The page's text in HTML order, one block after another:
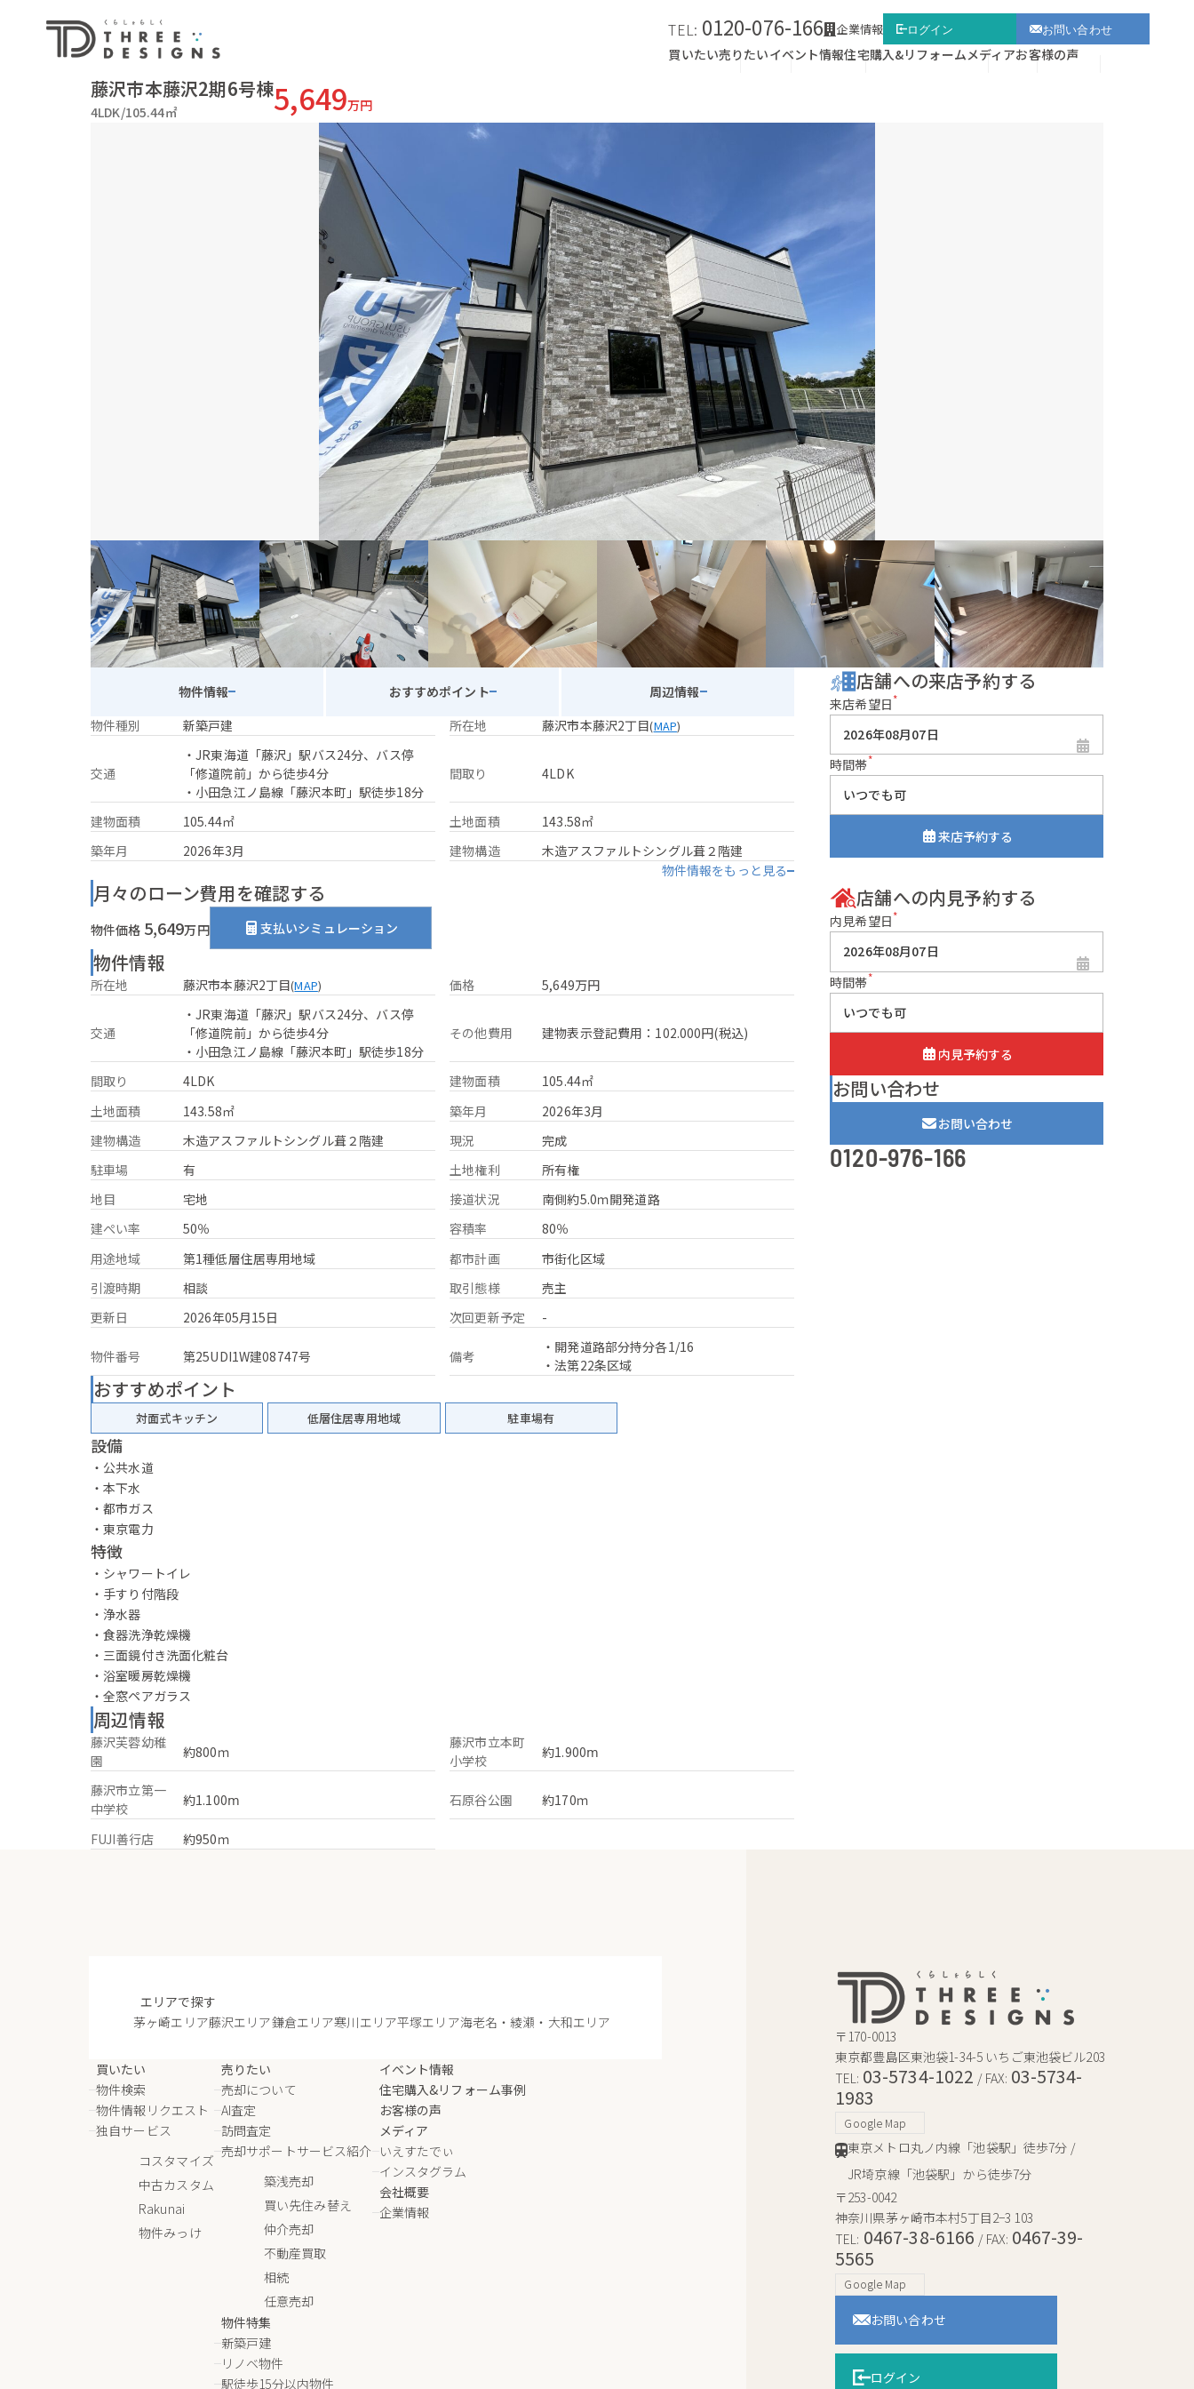
TEL: 0120-076-166 企業情報 ログイン お問い合わせ
買いたい売りたいイベント情報住宅購入&リフォームメディアお客様の声
藤沢市本藤沢2期6号棟
4LDK/105.44㎡ 5,649万円
物件情報 おすすめポイント
周辺情報
物件種別
新築戸建 所在地 藤沢市本藤沢2丁目(MAP)
交通
・JR東海道「藤沢」駅バス24分、バス停
「修道院前」から徒歩4分
・小田急江ノ島線「藤沢本町」駅徒歩18分
間取り 4LDK
建物面積 105.44㎡ 土地面積
143.58㎡
築年月
2026年3月 建物構造
木造アスファルトシングル葺２階建
物件情報をもっと見る
月々のローン費用を確認する
物件価格 5,649万円 支払いシミュレーション
物件情報
所在地 藤沢市本藤沢2丁目(MAP) 価格 5,649万円
交通
・JR東海道「藤沢」駅バス24分、バス停
「修道院前」から徒歩4分
・小田急江ノ島線「藤沢本町」駅徒歩18分
その他費用 建物表示登記費用：102.000円(税込)
間取り 4LDK 建物面積
105.44㎡
土地面積
143.58㎡ 築年月
2026年3月
建物構造
木造アスファルトシングル葺２階建 現況
完成
駐車場
有 土地権利
所有権
地目
宅地 接道状況
南側約5.0ｍ開発道路
建ぺい率
50％ 容積率
80％
用途地域
第1種低層住居専用地域 都市計画
市街化区域
引渡時期
相談 取引態様
売主
更新日
2026年05月15日 次回更新予定 -
物件番号 第25UDI1W建08747号 備考
・開発道路部分持分各1/16
・法第22条区域
おすすめポイント
対面式キッチン 低層住居専用地域 駐車場有
設備
・公共水道
・本下水
・都市ガス
・東京電力
特徴
・シャワートイレ
・手すり付階段
・浄水器
・食器洗浄乾燥機
・三面鏡付き洗面化粧台
・浴室暖房乾燥機
・全窓ペアガラス
周辺情報
藤沢芙蓉幼稚
園
約800ｍ
藤沢市立本町
小学校
約1.900ⅿ
藤沢市立第一
中学校
約1.100ⅿ 石原谷公園 約170ｍ
FUJI善行店 約950ｍ
店舗への来店予約する
来店希望日*
時間帯*
来店予約する
店舗への内見予約する
内見希望日*
時間帯*
内見予約する
お問い合わせ
お問い合わせ
0120-976-166
エリアで探す
茅ヶ崎エリア藤沢エリア鎌倉エリア寒川エリア平塚エリア海老名・綾瀬・大和エリア
買いたい
物件検索
物件情報リクエスト
独自サービス
コスタマイズ
中古カスタム
Rakunai
物件みっけ
売りたい
売却について
AI査定
訪問査定
売却サポートサービス紹介
築浅売却
買い先住み替え
仲介売却
不動産買取
相続
任意売却
物件特集
新築戸建
リノベ物件
駅徒歩15分以内物件
イベント情報
住宅購入&リフォーム事例
お客様の声
メディア
いえすたでぃ
インスタグラム
会社概要
企業情報
〒170-0013
東京都豊島区東池袋1-34-5 いちご東池袋ビル203
TEL: 03-5734-1022 / FAX: 03-5734-
1983
Google Map
東京メトロ丸ノ内線「池袋駅」徒歩7分 /
JR埼京線「池袋駅」から徒歩7分
〒253-0042
神奈川県茅ヶ崎市本村5丁目2−3 103
TEL: 0467-38-6166 / FAX: 0467-39-
5565
Google Map
お問い合わせ
ログイン